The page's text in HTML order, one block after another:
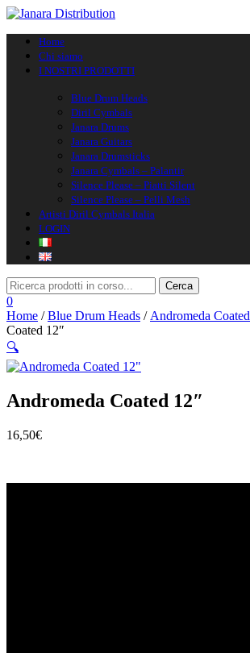
Home
Chi siamo
I NOSTRI PRODOTTI
Blue Drum Heads
Diril Cymbals
Janara Drums
Janara Guitars
Janara Drumsticks
Janara Cymbals – Palantir
Silence Please – Piatti Silent
Silence Please – Pelli Mesh
Artisti Diril Cymbals Italia
LOGIN
0
Home /Blue Drum Heads / Andromeda Coated
Coated 12″
🔍
Andromeda Coated 12″
16,50€